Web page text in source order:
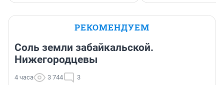
РЕКОМЕНДУЕМ
Соль земли забайкальской.
Нижегородцевы
4 часа 3 744 3